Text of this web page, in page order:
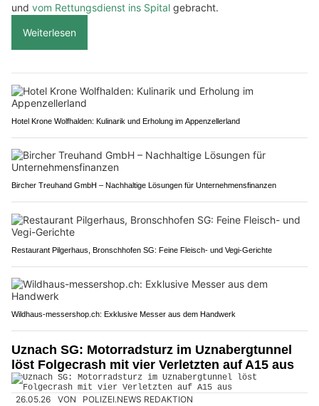
und vom Rettungsdienst ins Spital gebracht.
Weiterlesen
Hotel Krone Wolfhalden: Kulinarik und Erholung im Appenzellerland
Bircher Treuhand GmbH – Nachhaltige Lösungen für Unternehmensfinanzen
Restaurant Pilgerhaus, Bronschhofen SG: Feine Fleisch- und Vegi-Gerichte
Wildhaus-messershop.ch: Exklusive Messer aus dem Handwerk
Uznach SG: Motorradsturz im Uznabergtunnel
löst Folgecrash mit vier Verletzten auf A15 aus
26.05.26 VON POLIZEI.NEWS REDAKTION